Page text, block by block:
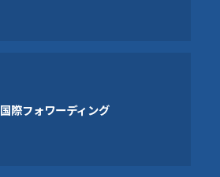
国際フォワーディング